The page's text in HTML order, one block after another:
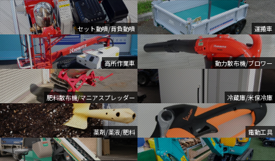
セット動噴/背負動噴 運搬車
高所作業車 動力散布機/ブロワー
肥料散布機/マニアスプレッダー 冷蔵庫/米保冷庫
薬剤/薬液/肥料 電動工具